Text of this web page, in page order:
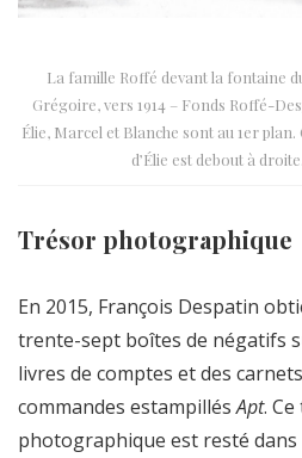
La famille Roffé devant la fontaine
Grégoire, vers 1914 – Fonds Roffé-
Élie, Marcel et Blanche sont au 1er
d’Élie est debout à droite.
Trésor photographique
En 2015, François Despatin
trente-sept boîtes de négatifs
livres de comptes et des
commandes estampillésApt.
photographique est resté dans